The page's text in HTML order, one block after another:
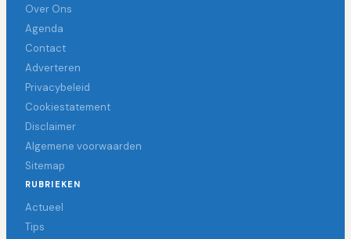
Over Ons
Agenda
Contact
Adverteren
Privacybeleid
Cookiestatement
Disclaimer
Algemene voorwaarden
Sitemap
RUBRIEKEN
Actueel
Tips